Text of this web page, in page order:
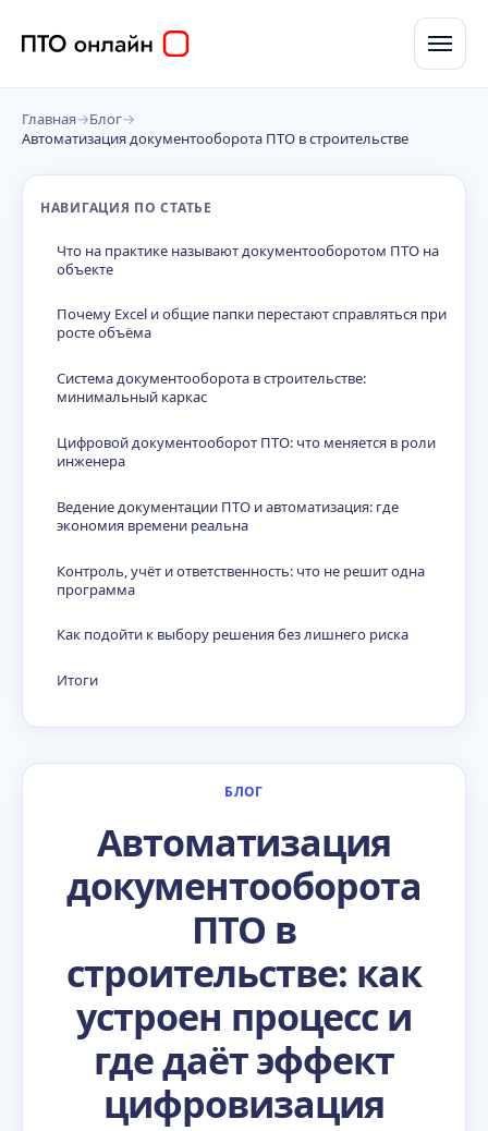
Главная→Блог→
Автоматизация документооборота ПТО в строительстве
НАВИГАЦИЯ ПО СТАТЬЕ
Что на практике называют документооборотом ПТО на
объекте
Почему Excel и общие папки перестают справляться при
росте объёма
Система документооборота в строительстве:
минимальный каркас
Цифровой документооборот ПТО: что меняется в роли
инженера
Ведение документации ПТО и автоматизация: где
экономия времени реальна
Контроль, учёт и ответственность: что не решит одна
программа
Как подойти к выбору решения без лишнего риска
Итоги
БЛОГ
Автоматизация
документооборота
ПТО в
строительстве: как
устроен процесс и
где даёт эффект
цифровизация